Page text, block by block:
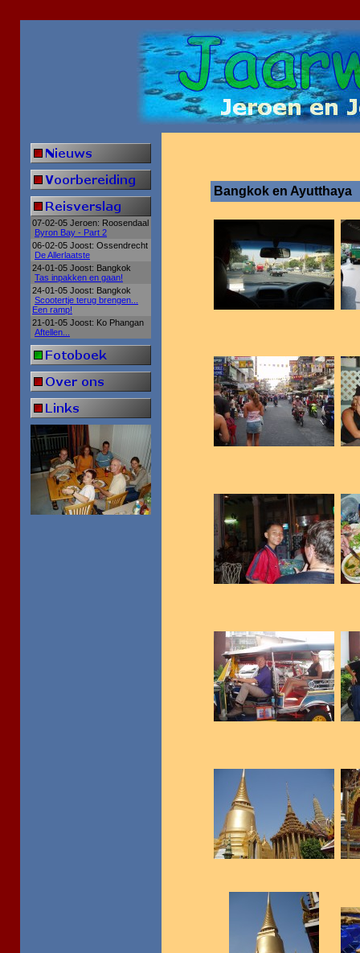
07-02-05 Jeroen: Roosendaal
Byron Bay - Part 2
06-02-05 Joost: Ossendrecht
De Allerlaatste
24-01-05 Joost: Bangkok
Tas inpakken en gaan!
24-01-05 Joost: Bangkok
Scootertje terug brengen...
Een ramp!
21-01-05 Joost: Ko Phangan
Aftellen...
Bangkok en Ayutthaya